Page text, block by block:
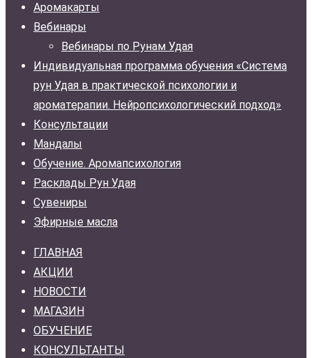
Аромакарты
Вебинары
Вебинары по Рунам Удая
Индивидуальная программа обучения «Система
рун Удая в практической психологии и
ароматерапии. Нейропсихологический подход»
Консультации
Мандалы
Обучение. Аромапсихология
Расклады Рун Удая
Сувениры
Эфирные масла
ГЛАВНАЯ
АКЦИИ
НОВОСТИ
МАГАЗИН
ОБУЧЕНИЕ
КОНСУЛЬТАНТЫ